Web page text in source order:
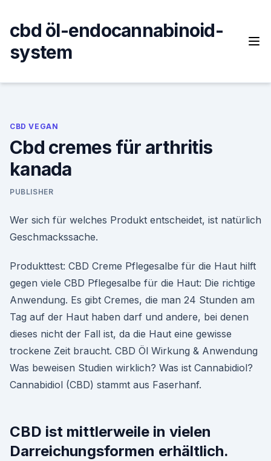
content
cbd öl-endocannabinoid-
system
CBD VEGAN
Cbd cremes für arthritis
kanada
PUBLISHER
Wer sich für welches Produkt entscheidet, ist natürlich
Geschmackssache.
Produkttest: CBD Creme Pflegesalbe für die Haut hilft
gegen viele CBD Pflegesalbe für die Haut: Die richtige
Anwendung. Es gibt Cremes, die man 24 Stunden am
Tag auf der Haut haben darf und andere, bei denen
dieses nicht der Fall ist, da die Haut eine gewisse
trockene Zeit braucht. CBD Öl Wirkung & Anwendung
Was beweisen Studien wirklich? Was ist Cannabidiol?
Cannabidiol (CBD) stammt aus Faserhanf.
CBD ist mittlerweile in vielen
Darreichungsformen erhältlich.